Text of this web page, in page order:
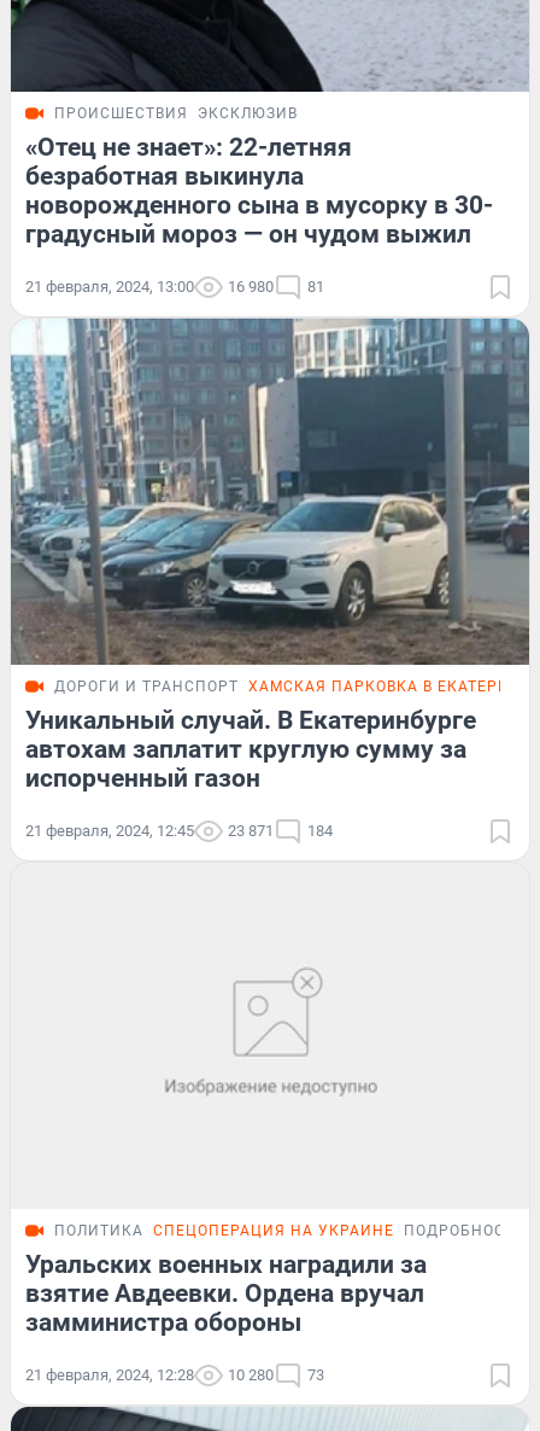
ПРОИСШЕСТВИЯ ЭКСКЛЮЗИВ
«Отец не знает»: 22-летняя
безработная выкинула
новорожденного сына в мусорку в 30-
градусный мороз — он чудом выжил
21 февраля, 2024, 13:00 16 980 81
ДОРОГИ И ТРАНСПОРТ ХАМСКАЯ ПАРКОВКА В
Уникальный случай. В Екатеринбурге
автохам заплатит круглую сумму за
испорченный газон
21 февраля, 2024, 12:45 23 871 184
ПОЛИТИКА СПЕЦОПЕРАЦИЯ НА УКРАИНЕ ПОДРОБНОСТИ
Уральских военных наградили за
взятие Авдеевки. Ордена вручал
замминистра обороны
21 февраля, 2024, 12:28 10 280 73